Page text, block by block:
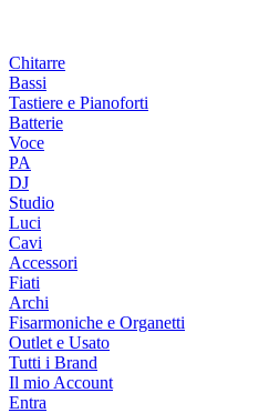
Chitarre
Bassi
Tastiere e Pianoforti
Batterie
Voce
PA
DJ
Studio
Luci
Cavi
Accessori
Fiati
Archi
Fisarmoniche e Organetti
Outlet e Usato
Tutti i Brand
Il mio Account
Entra